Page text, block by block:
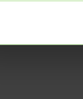
analytické činnosti se